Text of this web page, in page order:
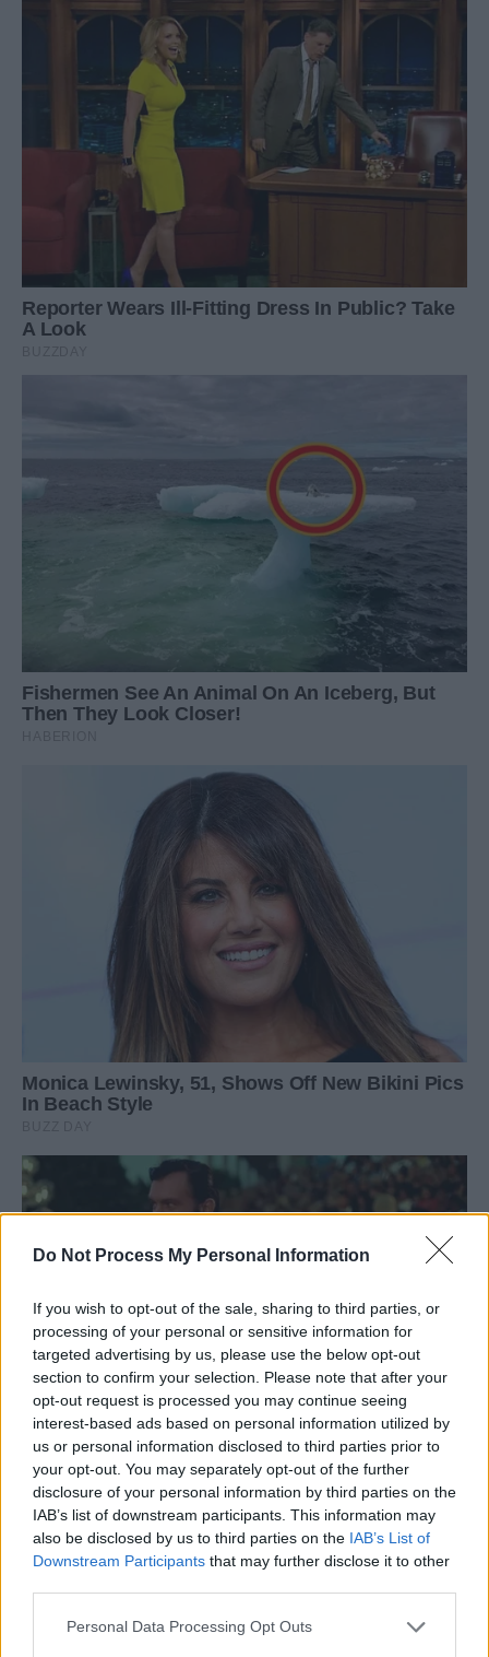
Do Not Process My Personal Information
If you wish to opt-out of the sale, sharing to third parties, or
processing of your personal or sensitive information for
targeted advertising by us, please use the below opt-out
section to confirm your selection. Please note that after your
opt-out request is processed you may continue seeing
interest-based ads based on personal information utilized by
us or personal information disclosed to third parties prior to
your opt-out. You may separately opt-out of the further
disclosure of your personal information by third parties on the
IAB’s list of downstream participants. This information may
also be disclosed by us to third parties on the IAB’s List of
Downstream Participants that may further disclose it to other
Personal Data Processing Opt Outs